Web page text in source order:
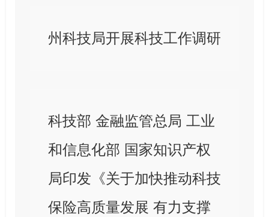
州科技局开展科技工作调研
科技部 金融监管总局 工业
和信息化部 国家知识产权
局印发《关于加快推动科技
保险高质量发展 有力支撑